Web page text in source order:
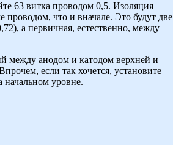
63 витка проводом 0,5. Изоляция
проводом, что и вначале. Это будут две
а первичная, естественно, между
между анодом и катодом верхней и
если так хочется, установите
начальном уровне.